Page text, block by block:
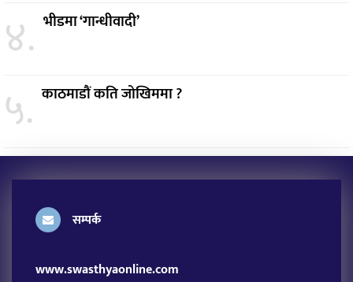
४. भीडमा ‘गान्धीवादी’
५. काठमाडौं कति जोखिममा ?
सम्पर्क
www.swasthyaonline.com